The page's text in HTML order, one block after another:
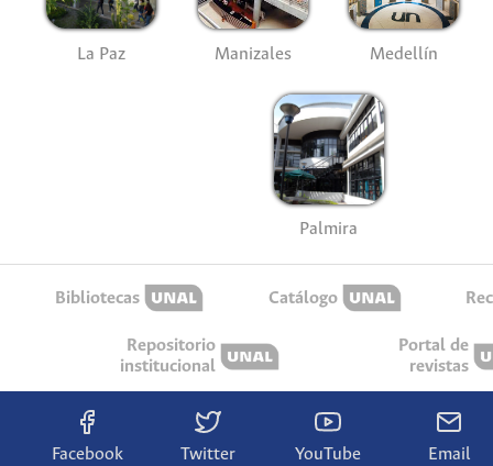
La Paz Manizales Medellín
Palmira
Bibliotecas Catálogo
Repositorio
institucional
Portal de
revistas
Facebook Twitter YouTube Email